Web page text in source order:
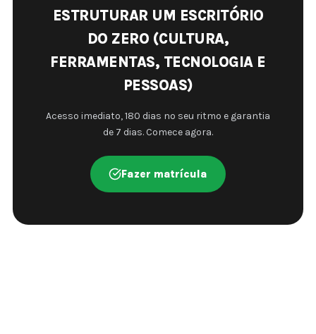
ESTRUTURAR UM ESCRITÓRIO
DO ZERO (CULTURA,
FERRAMENTAS, TECNOLOGIA E
PESSOAS)
Acesso imediato, 180 dias no seu ritmo e garantia
de 7 dias. Comece agora.
Fazer matrícula